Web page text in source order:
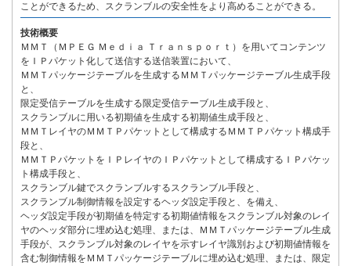
ことができるため、スクランブルの安全性をより高めることができる。
技術概要
ＭＭＴ（ＭＰＥＧ Ｍｅｄｉａ Ｔｒａｎｓｐｏｒｔ）を用いてコンテンツ
をＩＰパケット化して送信する送信装置において、
ＭＭＴパッケージテーブルを生成するＭＭＴパッケージテーブル生成手段
と、
限定受信テーブルを生成する限定受信テーブル生成手段と、
スクランブルに用いる初期値を生成する初期値生成手段と、
ＭＭＴレイヤのＭＭＴＰパケットとして構成するＭＭＴＰパケット構成手
段と、
ＭＭＴＰパケットをＩＰレイヤのＩＰパケットとして構成するＩＰパケッ
ト構成手段と、
スクランブル鍵でスクランブルするスクランブル手段と、
スクランブル制御情報を設定するヘッダ設定手段と、を備え、
ヘッダ設定手段が初期値を特定する初期値情報をスクランブル対象のレイ
ヤのヘッダ部分に埋め込む処理、または、ＭＭＴパッケージテーブル生成
手段が、スクランブル対象のレイヤを示すレイヤ識別および初期値情報を
含む制御情報をＭＭＴパッケージテーブルに埋め込む処理、または、限定